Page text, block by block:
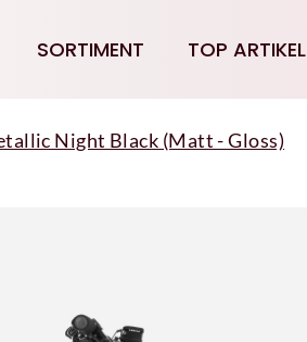
SORTIMENT TOP ARTIKEL
Night Black (Matt - Gloss)